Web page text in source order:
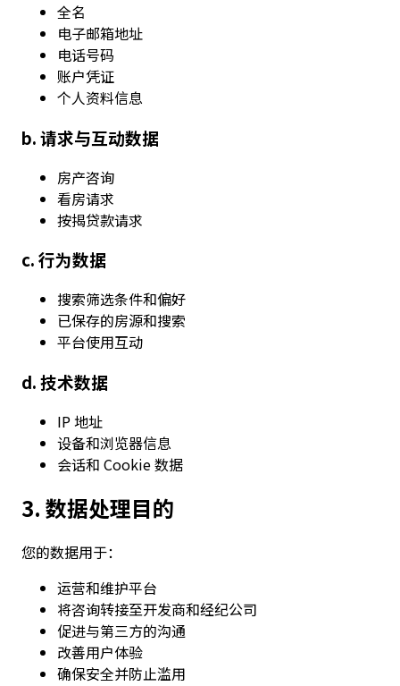
全名
电子邮箱地址
电话号码
账户凭证
个人资料信息
b. 请求与互动数据
房产咨询
看房请求
按揭贷款请求
c. 行为数据
搜索筛选条件和偏好
已保存的房源和搜索
平台使用互动
d. 技术数据
IP 地址
设备和浏览器信息
会话和 Cookie 数据
3. 数据处理目的
您的数据用于：
运营和维护平台
将咨询转接至开发商和经纪公司
促进与第三方的沟通
改善用户体验
确保安全并防止滥用